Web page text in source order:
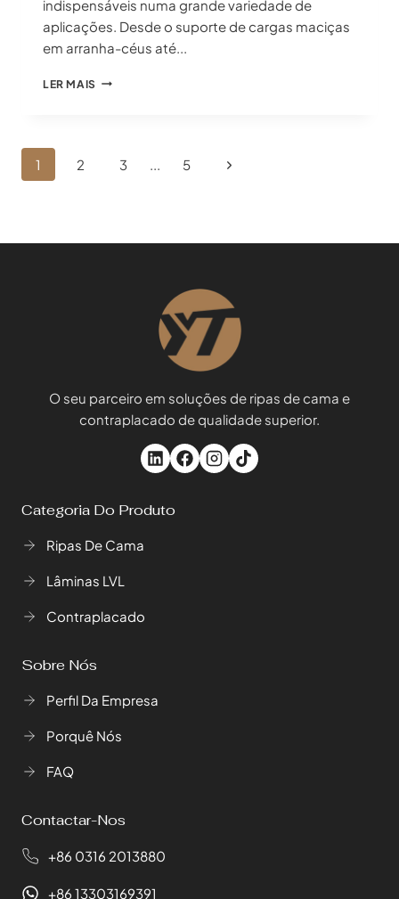
indispensáveis numa grande variedade de
aplicações. Desde o suporte de cargas maciças
em arranha-céus até...
LER MAIS RIPAS
CONSTRUIR
Navegação
Na
1 2 3 ... 5
Página
O seu parceiro em soluções de ripas de cama e
contraplacado de qualidade superior.
Categoria Do Produto
Ripas De Cama
Lâminas LVL
Contraplacado
Sobre Nós
Perfil Da Empresa
Porquê Nós
FAQ
Contactar-Nos
+86 0316 2013880
+86 13303169391